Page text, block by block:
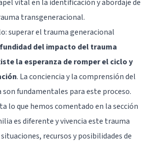
vital en la identificación y abordaje de
transgeneracional.
superar el trauma generacional
del impacto del trauma
la esperanza de romper el ciclo y
. La conciencia y la comprensión del
fundamentales para este proceso.
lo que hemos comentado en la sección
es diferente y vivencia este trauma
recursos y posibilidades de